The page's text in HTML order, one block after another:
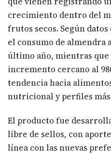
crecimiento dentro del
frutos secos. Según
el consumo de almendra
último año, mientras
incremento cercano al
tendencia hacia
nutricional y perfiles más
El producto fue
libre de sellos, con
línea con las nuevas